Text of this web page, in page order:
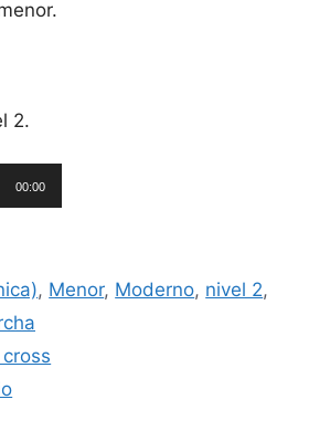
2.
00:00
, Menor, Moderno, nivel 2,